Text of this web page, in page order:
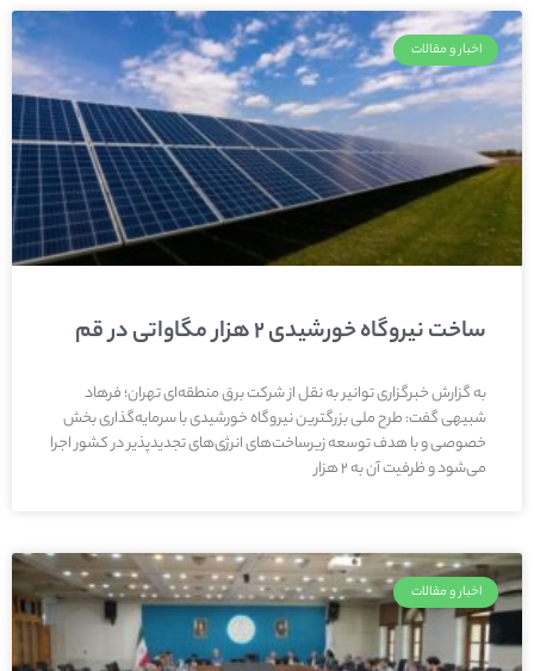
اخبار و مقالات
ساخت نیروگاه خورشیدی ۲ هزار مگاواتی در قم
به گزارش خبرگزاری توانیر به نقل از شرکت برق منطقه‌ای تهران؛ فرهاد
شبیهی گفت: طرح ملی بزرگترین نیروگاه خورشیدی با سرمایه‌گذاری بخش
خصوصی و با هدف توسعه زیرساخت‌های انرژی‌های تجدیدپذیر در کشور اجرا
می‌شود و ظرفیت آن به ۲ هزار
اخبار و مقالات